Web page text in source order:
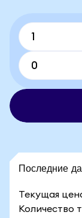
Последние
Текущая
Количество